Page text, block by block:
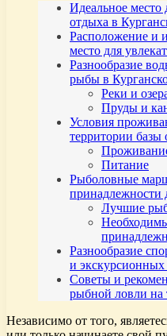
Идеальное место
отдыха в
Расположение и
место для
Разнообразие
рыбы в
Реки и
Пруды и
Условия
территории базы
Питание
Рыболовные
Лучшие
Разнообразие
и
Советы и
рыбной ловли
Независимо от того,